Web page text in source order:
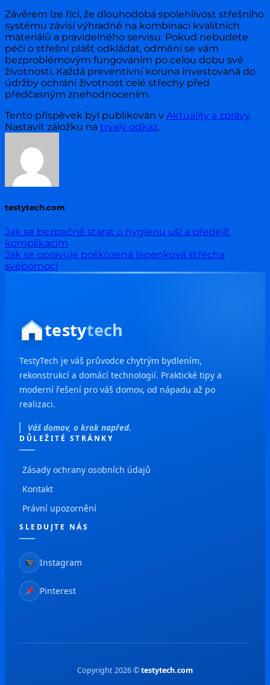
Závěrem lze říci, že dlouhodobá spolehlivost střešního
systému závisí výhradně na kombinaci kvalitních
materiálů a pravidelného servisu. Pokud nebudete
péči o střešní plášť odkládat, odmění se vám
bezproblémovým fungováním po celou dobu své
životnosti. Každá preventivní koruna investovaná do
údržby ochrání životnost celé střechy před
předčasným znehodnocením.
Tento příspěvek byl publikován v Aktuality a zprávy.
Nastavit záložku na trvalý odkaz.
testytech.com
Jak se bezpečně starat o hygienu uší a předejít
komplikacím
Jak se opravuje poškozená lepenková střecha
svépomocí
testytech
TestyTech je váš průvodce chytrým bydlením,
rekonstrukcí a domácí technologií. Praktické tipy a
moderní řešení pro váš domov, od nápadu až po
realizaci.
Váš domov, o krok napřed.
DŮLEŽITÉ STRÁNKY
Zásady ochrany osobních údajů
Kontakt
Právní upozornění
SLEDUJTE NÁS
Instagram
Pinterest
Copyright 2026 ©testytech.com